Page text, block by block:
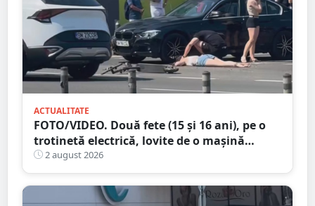
ACTUALITATE
FOTO/VIDEO. Două fete (15 și 16 ani), pe o
trotinetă electrică, lovite de o mașină
trotinetă lângă mall-ul NEPI
2 august 2026